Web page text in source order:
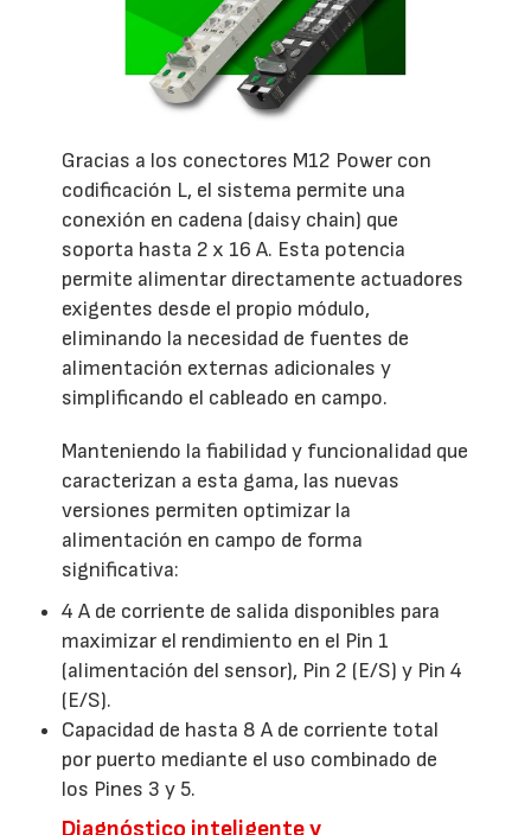
Gracias a los conectores M12 Power con
codificación L, el sistema permite una
conexión en cadena (daisy chain) que
soporta hasta 2 x 16 A. Esta potencia
permite alimentar directamente actuadores
exigentes desde el propio módulo,
eliminando la necesidad de fuentes de
alimentación externas adicionales y
simplificando el cableado en campo.
Manteniendo la fiabilidad y funcionalidad que
caracterizan a esta gama, las nuevas
versiones permiten optimizar la
alimentación en campo de forma
significativa:
4 A de corriente de salida disponibles para
maximizar el rendimiento en el Pin 1
(alimentación del sensor), Pin 2 (E/S) y Pin 4
(E/S).
Capacidad de hasta 8 A de corriente total
por puerto mediante el uso combinado de
los Pines 3 y 5.
Diagnóstico inteligente y